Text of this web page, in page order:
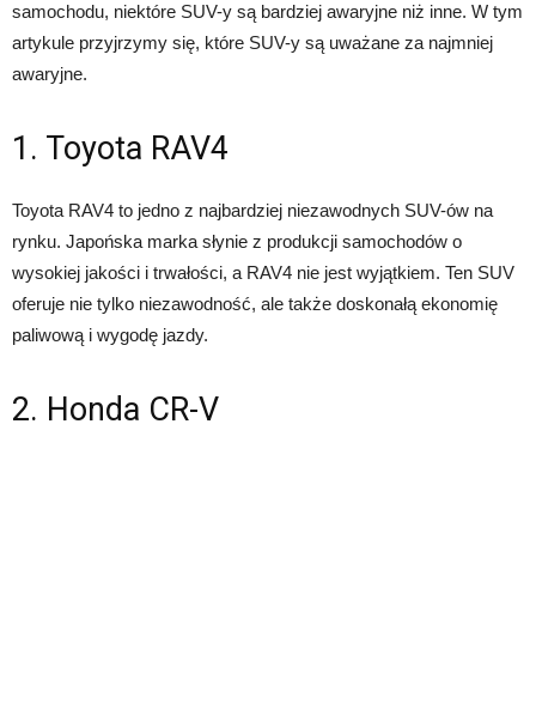
samochodu, niektóre SUV-y są bardziej awaryjne niż inne. W tym
artykule przyjrzymy się, które SUV-y są uważane za najmniej
awaryjne.
1. Toyota RAV4
Toyota RAV4 to jedno z najbardziej niezawodnych SUV-ów na
rynku. Japońska marka słynie z produkcji samochodów o
wysokiej jakości i trwałości, a RAV4 nie jest wyjątkiem. Ten SUV
oferuje nie tylko niezawodność, ale także doskonałą ekonomię
paliwową i wygodę jazdy.
2. Honda CR-V